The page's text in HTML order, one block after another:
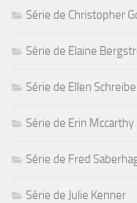
Série de Christopher
Série de Elaine
Série de Ellen
Série de Erin Mccarthy
Série de Fred
Série de Julie Kenner